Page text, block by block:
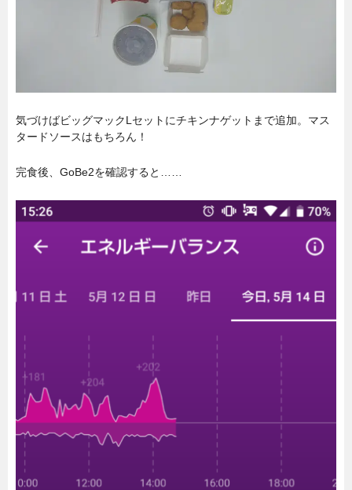
気づけばビッグマックLセットにチキンナゲットまで追加。マス
タードソースはもちろん！
完食後、GoBe2を確認すると……